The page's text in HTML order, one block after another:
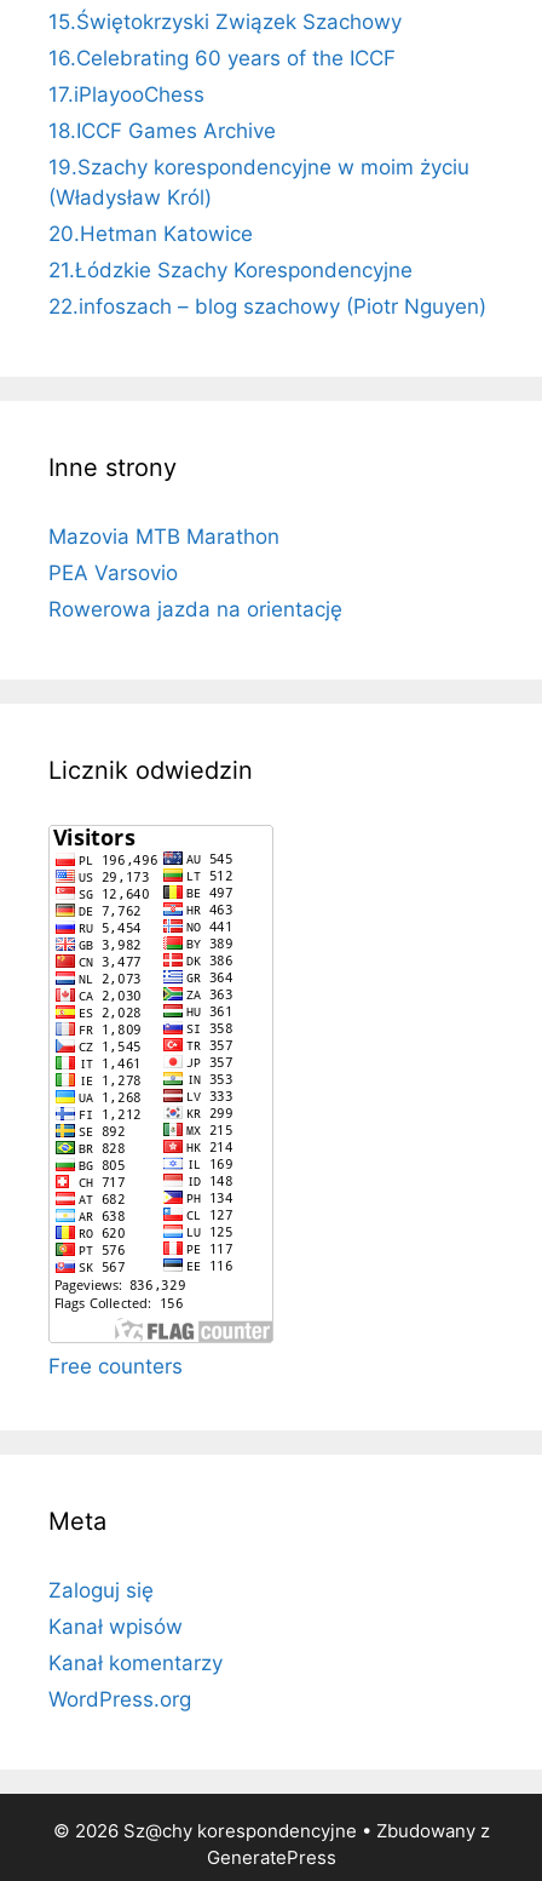
15.Świętokrzyski Związek Szachowy
16.Celebrating 60 years of the ICCF
17.iPlayooChess
18.ICCF Games Archive
19.Szachy korespondencyjne w moim życiu
(Władysław Król)
20.Hetman Katowice
21.Łódzkie Szachy Korespondencyjne
22.infoszach – blog szachowy (Piotr Nguyen)
Inne strony
Mazovia MTB Marathon
PEA Varsovio
Rowerowa jazda na orientację
Licznik odwiedzin
Free counters
Meta
Zaloguj się
Kanał wpisów
Kanał komentarzy
WordPress.org
© 2026 Sz@chy korespondencyjne • Zbudowany z
GeneratePress